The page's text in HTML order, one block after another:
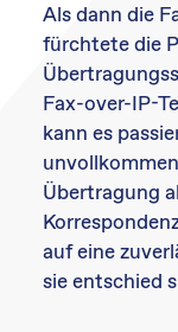
Als dann die
fürchtete die
Fax-over-IP-
kann es
Übertragung
auf eine
sie entschied